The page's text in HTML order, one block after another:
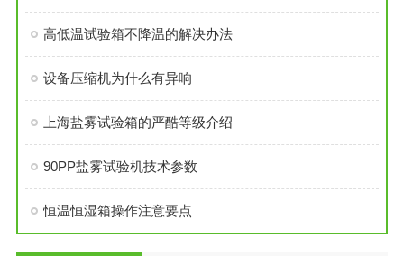
高低温试验箱不降温的解决办法
设备压缩机为什么有异响
上海盐雾试验箱的严酷等级介绍
90PP盐雾试验机技术参数
恒温恒湿箱操作注意要点